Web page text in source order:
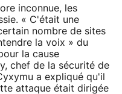
inconnue, les
« C'était une
nombre de sites
la voix » du
la cause
chef de la sécurité de
a expliqué qu'il
attaque était dirigée